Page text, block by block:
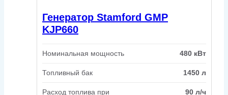
Генератор Stamford GMP
KJP660
Номинальная мощность 480 кВт
Топливный бак 1450 л
Расход топлива при
90 л/ч